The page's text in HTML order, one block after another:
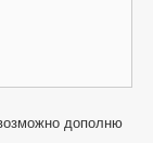
дополню